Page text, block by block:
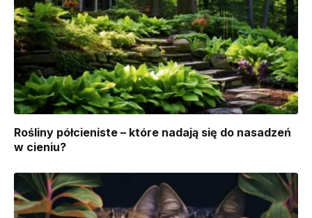
Rośliny półcieniste – które nadają się do nasadzeń
w cieniu?